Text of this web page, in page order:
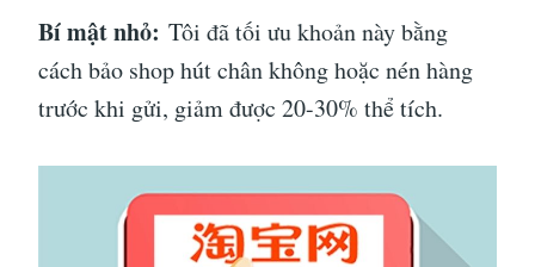
Bí mật nhỏ: Tôi đã tối ưu khoản này bằng
cách bảo shop hút chân không hoặc nén hàng
trước khi gửi, giảm được 20-30% thể tích.